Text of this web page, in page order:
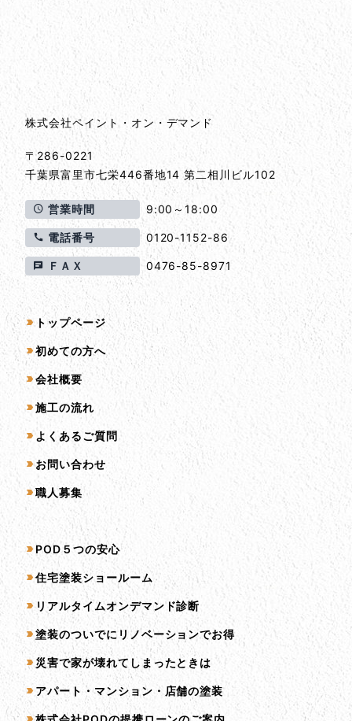
会社情報とサイトマップ
会社情報
株式会社ペイント・オン・デマンド
〒286-0221
千葉県富里市七栄446番地14 第二相川ビル102
営業時間 9:00～18:00
電話番号 0120-1152-86
ＦＡＸ 0476-85-8971
サイトマップ
トップページ
初めての方へ
会社概要
施工の流れ
よくあるご質問
お問い合わせ
職人募集
サービス一覧
POD５つの安心
住宅塗装ショールーム
リアルタイムオンデマンド診断
塗装のついでにリノベーションでお得
災害で家が壊れてしまったときは
アパート・マンション・店舗の塗装